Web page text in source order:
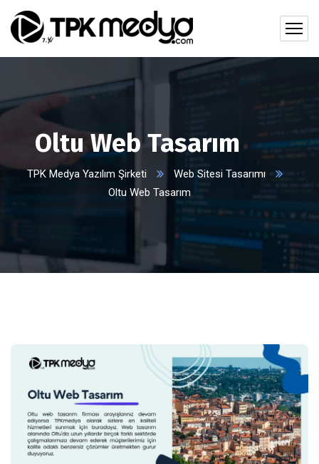
Oltu Web Tasarım
TPK Medya Yazılım Şirketi
Web Sitesi Tasarımı
Oltu Web Tasarım